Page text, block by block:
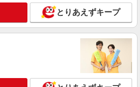
jb641181）
可保育園の保育士
231,520円 〜 280,000円 ※給与幅は経
力により考慮 賞与あり 交通費あり／あり
※上記下限は短大新卒下限 ★経験加算あり！
一蒲田保育園（私立認可保育園） 東京都大
田１丁目２０－６
詳細を見る
とりあえずキープ